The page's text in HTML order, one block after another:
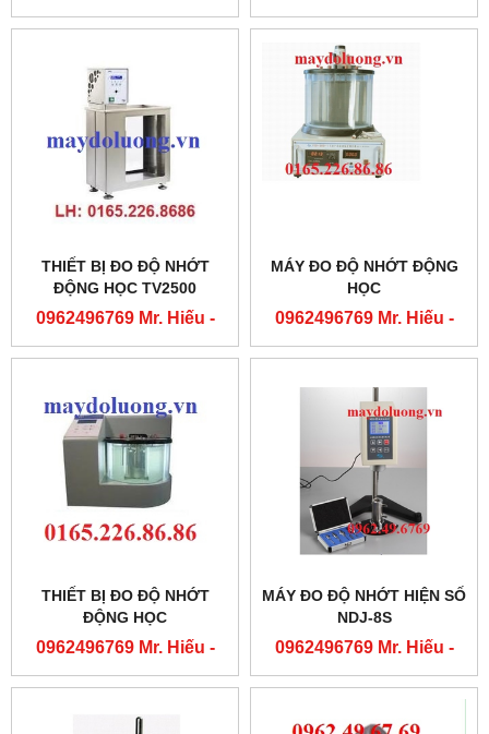
0763556769 Mr. Cường
0763556769 Mr. Cường
THIẾT BỊ ĐO ĐỘ NHỚT
ĐỘNG HỌC TV2500
0962496769 Mr. Hiếu -
0763556769 Mr. Cường
MÁY ĐO ĐỘ NHỚT ĐỘNG
HỌC
0962496769 Mr. Hiếu -
0763556769 Mr. Cường
THIẾT BỊ ĐO ĐỘ NHỚT
ĐỘNG HỌC
0962496769 Mr. Hiếu -
0763556769 Mr. Cường
MÁY ĐO ĐỘ NHỚT HIỆN SỐ
NDJ-8S
0962496769 Mr. Hiếu -
0763556769 Mr. Cường